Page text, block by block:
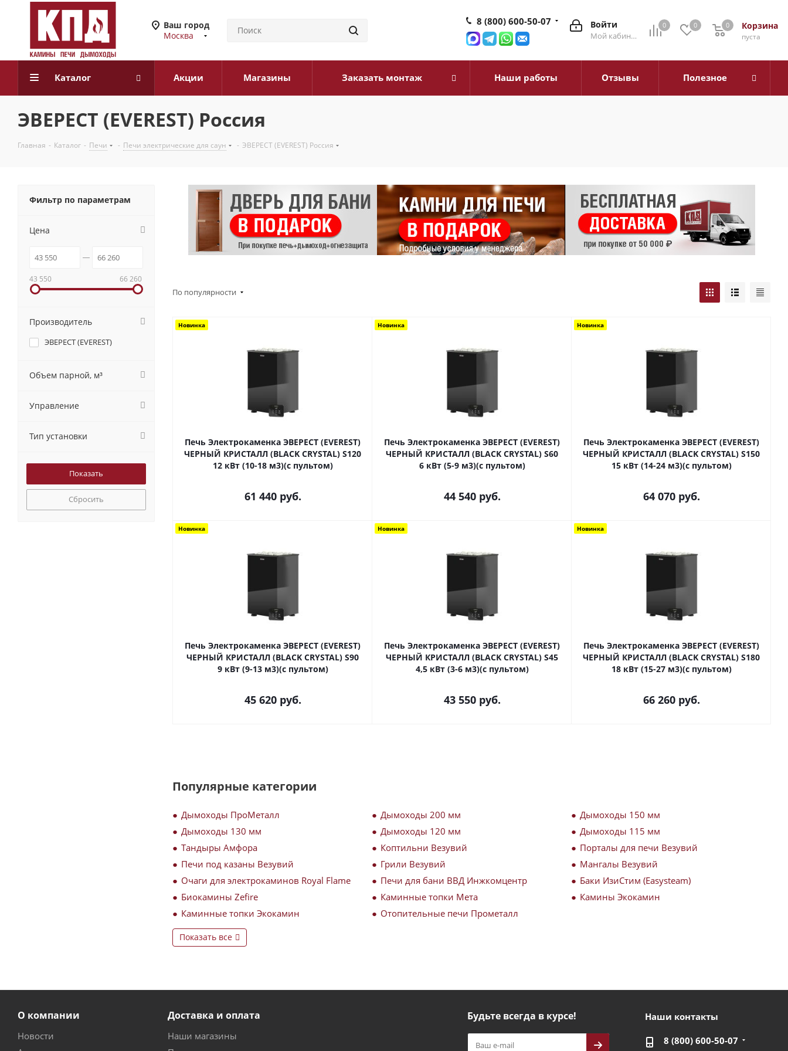
Ваш город
Москва
0 0 Корзина
0
пуста
0
Войти
Мой кабинет
8 (800) 600-50-07
Каталог Акции Магазины Заказать монтаж Наши работы Отзывы Полезное
ЭВЕРЕСТ (EVEREST) Россия
Главная - Каталог - Печи - Печи электрические для саун - ЭВЕРЕСТ (EVEREST) Россия
По популярности
Новинка
Печь Электрокаменка ЭВЕРЕСТ (EVEREST)
ЧЕРНЫЙ КРИСТАЛЛ (BLACK CRYSTAL) S120
12 кВт (10-18 м3)(с пультом)
61 440руб.
Новинка
Печь Электрокаменка ЭВЕРЕСТ (EVEREST)
ЧЕРНЫЙ КРИСТАЛЛ (BLACK CRYSTAL) S60
6 кВт (5-9 м3)(с пультом)
44 540руб.
Новинка
Печь Электрокаменка ЭВЕРЕСТ (EVEREST)
ЧЕРНЫЙ КРИСТАЛЛ (BLACK CRYSTAL) S150
15 кВт (14-24 м3)(с пультом)
64 070руб.
Новинка
Печь Электрокаменка ЭВЕРЕСТ (EVEREST)
ЧЕРНЫЙ КРИСТАЛЛ (BLACK CRYSTAL) S90
9 кВт (9-13 м3)(с пультом)
45 620руб.
Новинка
Печь Электрокаменка ЭВЕРЕСТ (EVEREST)
ЧЕРНЫЙ КРИСТАЛЛ (BLACK CRYSTAL) S45
4,5 кВт (3-6 м3)(с пультом)
43 550руб.
Новинка
Печь Электрокаменка ЭВЕРЕСТ (EVEREST)
ЧЕРНЫЙ КРИСТАЛЛ (BLACK CRYSTAL) S180
18 кВт (15-27 м3)(с пультом)
66 260руб.
Популярные категории
Дымоходы ПроМеталл Дымоходы 200 мм
Дымоходы 150 мм
Дымоходы 130 мм
Дымоходы 120 мм
Дымоходы 115 мм
Тандыры Амфора
Коптильни Везувий
Порталы для печи Везувий
Печи под казаны Везувий
Грили Везувий
Мангалы Везувий
Очаги для электрокаминов Royal Flame
Печи для бани ВВД Инжкомцентр
Баки ИзиСтим (Easysteam)
Биокамины Zefire
Каминные топки Мета
Камины Экокамин
Каминные топки Экокамин
Отопительные печи Прометалл
Показать все
Фильтр по параметрам
Цена
43 550 66 260
Производитель
ЭВЕРЕСТ (EVEREST)
Объем парной, м³
Управление
Тип установки
Сбросить
О компании
Новости
Доставка и оплата
Наши магазины
Будьте всегда в курсе! Наши контакты
8 (800) 600-50-07